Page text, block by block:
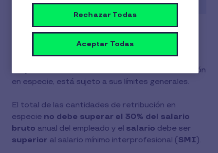
Extensión fiscal
Este beneficio está exento de IRPF para el
empleado
. Además, al ser considerado retribución
en especie, está sujeto a sus límites generales.
El total de las cantidades de retribución en
especie no debe superar el 30% del salario
bruto anual del empleado y el salario debe ser
superior al salario mínimo interprofesional (SMI).
Rechazar Todas
Aceptar Todas